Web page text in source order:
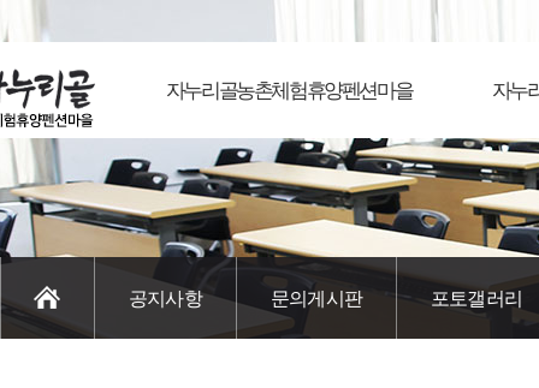
자누리골농촌체험휴양펜션마을 자누
공지사항 문의게시판 포토갤러리